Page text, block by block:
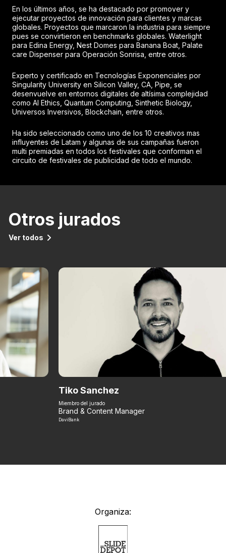
En los últimos años, se ha destacado por promover y
ejecutar proyectos de innovación para clientes y marcas
globales. Proyectos que marcaron la industria para siempre
pues se convirtieron en benchmarks globales. Waterlight
para Edina Energy, Nest Domes para Banana Boat, Palate
care Dispenser para Operación Sonrisa, entre otros.
Experto y certificado en Tecnologías Exponenciales por
Singularity University en Silicon Valley, CA, Pipe, se
desenvuelve en entornos digitales de altísima complejidad
como AI Ethics, Quantum Computing, Sinthetic Biology,
Universos Inversivos, Blockchain, entre otros.
Ha sido seleccionado como uno de los 10 creativos mas
influyentes de Latam y algunas de sus campañas fueron
multi premiadas en todos los festivales que conforman el
circuito de festivales de publicidad de todo el mundo.
Otros jurados
Ver todos
Tiko Sanchez
Miembro del jurado
Brand & Content Manager
DaviBank
Organiza: